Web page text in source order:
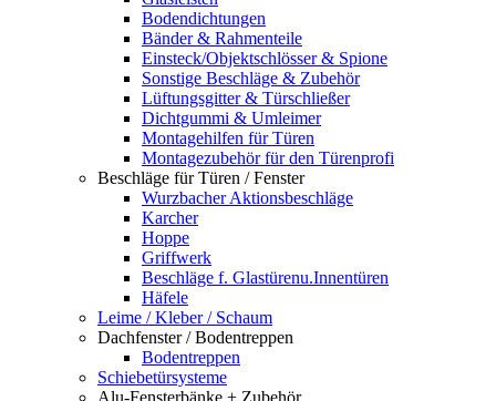
Bodendichtungen
Bänder & Rahmenteile
Einsteck/Objektschlösser & Spione
Sonstige Beschläge & Zubehör
Lüftungsgitter & Türschließer
Dichtgummi & Umleimer
Montagehilfen für Türen
Montagezubehör für den Türenprofi
Beschläge für Türen / Fenster
Wurzbacher Aktionsbeschläge
Karcher
Hoppe
Griffwerk
Beschläge f. Glastürenu.Innentüren
Häfele
Leime / Kleber / Schaum
Dachfenster / Bodentreppen
Bodentreppen
Schiebetürsysteme